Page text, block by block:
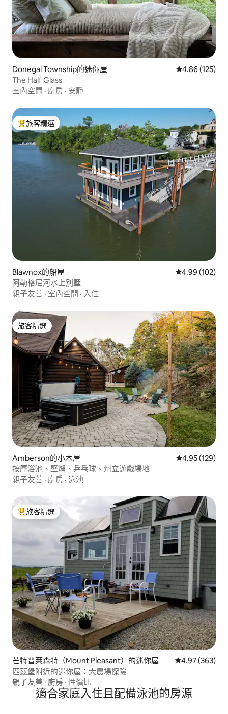
Donegal Township的迷你屋 從 125 則評價
4.86 (125)
The Half Glass
室內空間 · 廚房 · 安靜
旅客精選榜首
旅客精選
Blawnox的船屋 從 102 則評價
4.99 (102)
阿勒格尼河水上別墅
親子友善 · 室內空間 · 入住
旅客精選
旅客精選
Amberson的小木屋 從 129 則評價
4.95 (129)
按摩浴池、壁爐、乒乓球、州立遊戲場地
親子友善 · 廚房 · 泳池
旅客精選榜首
旅客精選
芒特普萊森特（Mount Pleasant）的迷你屋 從 363 則評價
4.97 (363)
匹茲堡附近的迷你屋：大農場探險
親子友善 · 廚房 · 性價比
適合家庭入住且配備泳池的房源